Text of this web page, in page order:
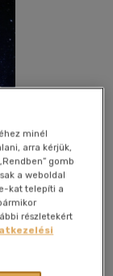
minél
arra kérjük,
gomb
a weboldal
kat telepíti a
részletekért